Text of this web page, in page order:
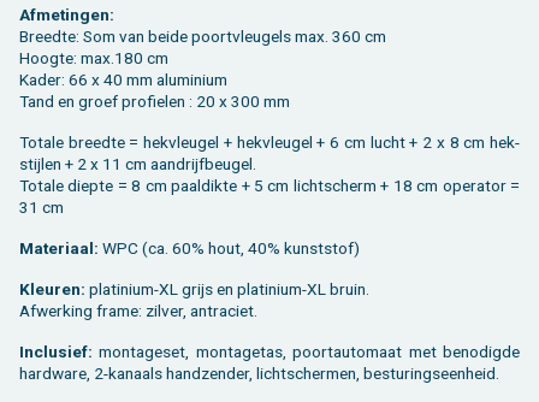
Af­me­tin­gen:
Breed­te: Som van beide poort­vleu­gels max. 360 cm
Hoog­te: max.180 cm
Kader: 66 x 40 mm alu­mi­ni­um
Tand en groef pro­fie­len : 20 x 300 mm
To­ta­le breed­te = hek­vleu­gel + hek­vleu­gel + 6 cm lucht + 2 x 8 cm hek­
stij­len + 2 x 11 cm aan­drijf­beu­gel.
To­ta­le diep­te = 8 cm paal­dik­te + 5 cm licht­scherm + 18 cm ope­ra­tor =
31 cm
Ma­te­ri­aal: WPC (ca. 60% hout, 40% kunst­stof)
Kleu­ren: pla­ti­ni­um-XL grijs en pla­ti­ni­um-XL bruin.
Af­wer­king frame: zil­ver, an­tra­ciet.
In­clu­sief: mon­ta­ge­set, mon­ta­ge­tas, poort­au­to­maat met be­no­dig­de
hard­wa­re, 2-ka­naals hand­zen­der, licht­scher­men, be­stu­rings­een­heid.